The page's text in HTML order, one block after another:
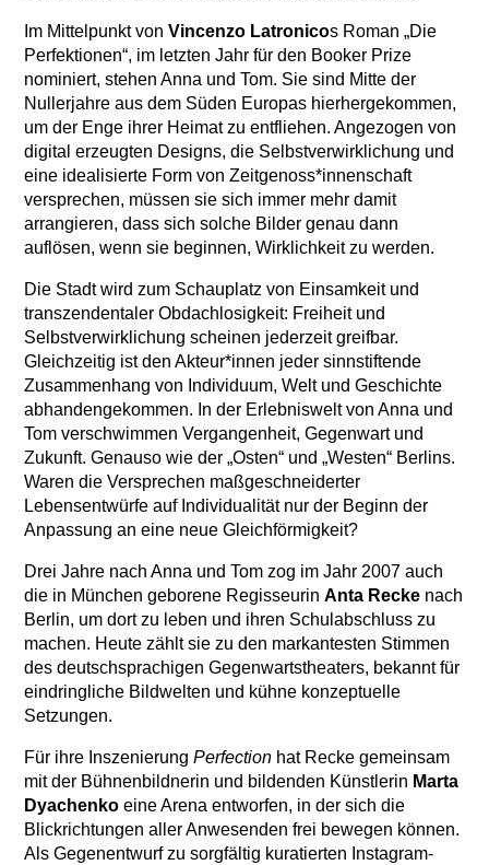
Im Mittelpunkt von Vincenzo Latronicos Roman „Die
Perfektionen“, im letzten Jahr für den Booker Prize
nominiert, stehen Anna und Tom. Sie sind Mitte der
Nullerjahre aus dem Süden Europas hierhergekommen,
um der Enge ihrer Heimat zu entfliehen. Angezogen von
digital erzeugten Designs, die Selbstverwirklichung und
eine idealisierte Form von Zeitgenoss*innenschaft
versprechen, müssen sie sich immer mehr damit
arrangieren, dass sich solche Bilder genau dann
auflösen, wenn sie beginnen, Wirklichkeit zu werden.
Die Stadt wird zum Schauplatz von Einsamkeit und
transzendentaler Obdachlosigkeit: Freiheit und
Selbstverwirklichung scheinen jederzeit greifbar.
Gleichzeitig ist den Akteur*innen jeder sinnstiftende
Zusammenhang von Individuum, Welt und Geschichte
abhandengekommen. In der Erlebniswelt von Anna und
Tom verschwimmen Vergangenheit, Gegenwart und
Zukunft. Genauso wie der „Osten“ und „Westen“ Berlins.
Waren die Versprechen maßgeschneiderter
Lebensentwürfe auf Individualität nur der Beginn der
Anpassung an eine neue Gleichförmigkeit?
Drei Jahre nach Anna und Tom zog im Jahr 2007 auch
die in München geborene Regisseurin Anta Reckenach
Berlin, um dort zu leben und ihren Schulabschluss zu
machen. Heute zählt sie zu den markantesten Stimmen
des deutschsprachigen Gegenwartstheaters, bekannt für
eindringliche Bildwelten und kühne konzeptuelle
Setzungen.
Für ihre Inszenierung Perfectionhat Recke gemeinsam
mit der Bühnenbildnerin und bildenden Künstlerin Marta
Dyachenkoeine Arena entworfen, in der sich die
Blickrichtungen aller Anwesenden frei bewegen können.
Als Gegenentwurf zu sorgfältig kuratierten Instagram-